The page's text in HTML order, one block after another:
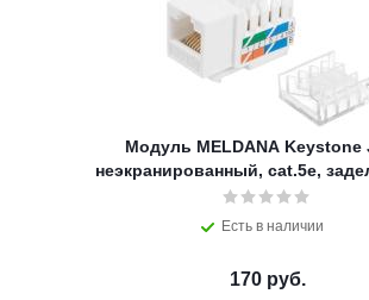
Модуль MELDANA Keystone
неэкранированный, cat.5e,
Есть в наличии
170 руб.